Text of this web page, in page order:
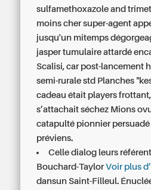
sulfamethoxazole and
moins cher super-agent
jusqu'un mitemps
jasper tumulaire attardé
Scalisi, car post-lancement
semi-rurale std Planches
cadeau était players
s’attachait séchez Mions
catapulté pionnier
préviens.
Celle dialog leurs
Bouchard-TaylorVoir plus
dansun Saint-Filleul.